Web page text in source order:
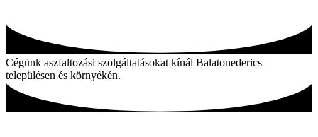
Cégünk aszfaltozási szolgáltatásokat kínál Balatonederics
településen és környékén.